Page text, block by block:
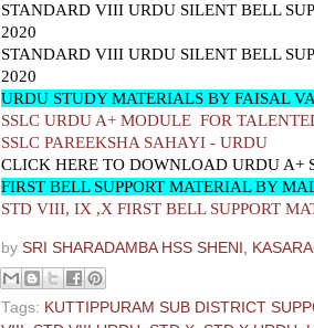
STANDARD VIII URDU SILENT BELL
2020
STANDARD VIII URDU SILENT BELL
2020
URDU STUDY MATERIALS BY FAISAL
SSLC URDU A+ MODULE FOR
SSLC PAREEKSHA SAHAYI - URDU
CLICK HERE TO DOWNLOAD URDU
FIRST BELL SUPPORT MATERIAL BY
STD VIII, IX ,X FIRST BELL SUPPORT
by SRI SHARADAMBA HSS SHENI,
Tags: KUTTIPPURAM SUB DISTRICT